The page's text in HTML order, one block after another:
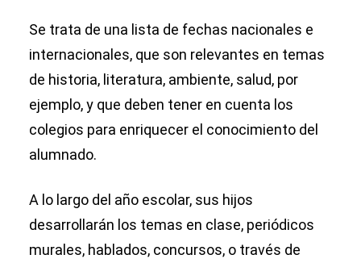
Se trata de una lista de fechas nacionales e
internacionales, que son relevantes en temas
de historia, literatura, ambiente, salud, por
ejemplo, y que deben tener en cuenta los
colegios para enriquecer el conocimiento del
alumnado.
A lo largo del año escolar, sus hijos
desarrollarán los temas en clase, periódicos
murales, hablados, concursos, o través de